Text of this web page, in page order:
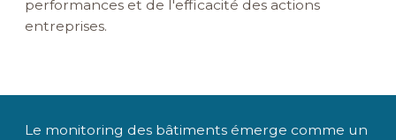
performances et de l'efficacité des actions
entreprises.
Le monitoring des bâtiments émerge comme un